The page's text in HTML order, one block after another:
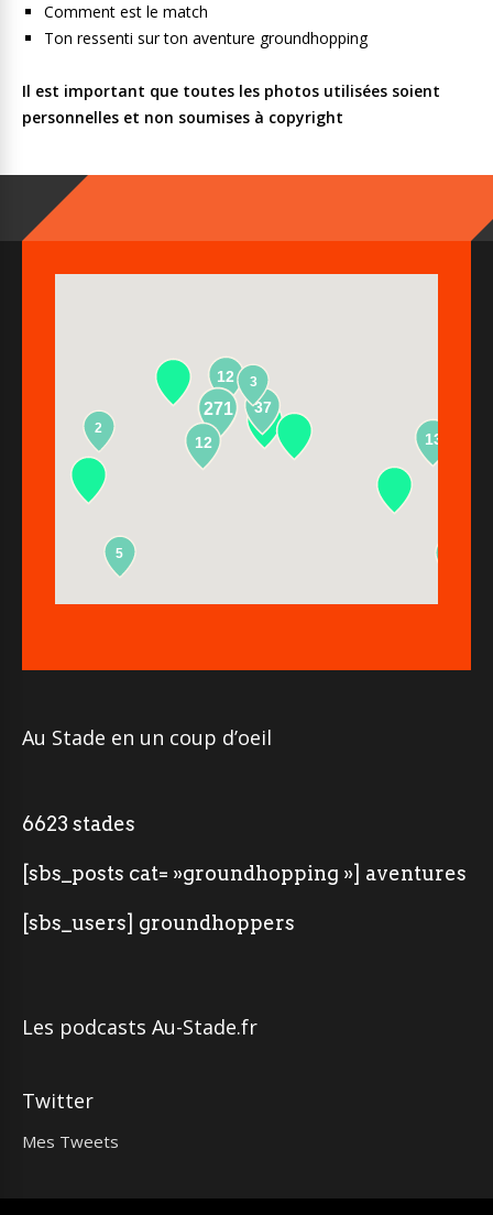
Comment est le match
Ton ressenti sur ton aventure groundhopping
Il est important que toutes les photos utilisées soient
personnelles et non soumises à copyright
12
271
13
37
2
5
12
3
Au Stade en un coup d’oeil
6623 stades
[sbs_posts cat= »groundhopping »] aventures
[sbs_users] groundhoppers
Les podcasts Au-Stade.fr
Twitter
Mes Tweets